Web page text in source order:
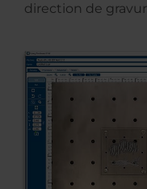
direction de